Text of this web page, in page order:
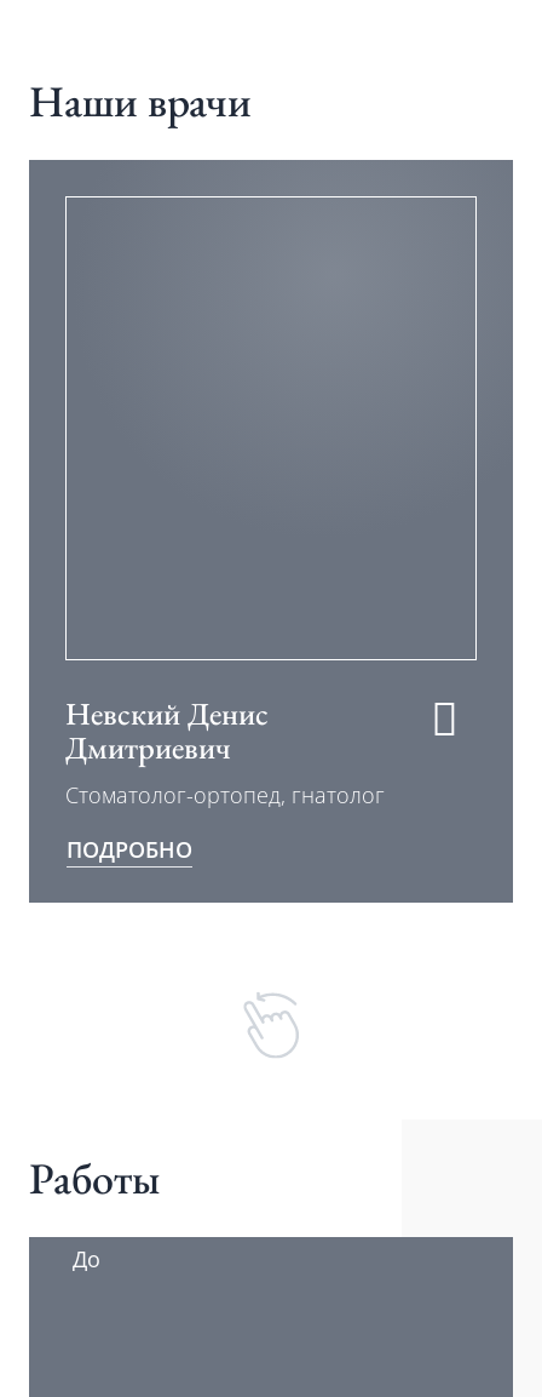
Наши врачи
Невский Денис
Дмитриевич
Стоматолог-ортопед, гнатолог
ПОДРОБНО
Работы
До